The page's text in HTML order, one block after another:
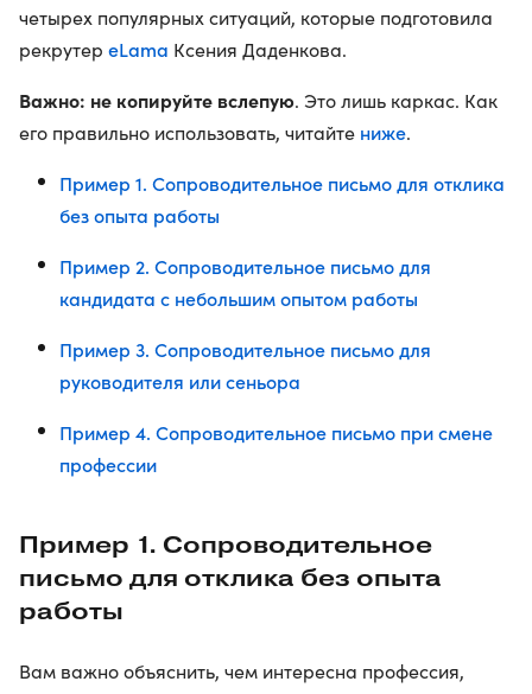
четырех популярных ситуаций, которые подготовила
рекрутер eLama Ксения Даденкова.
Важно: не копируйте вслепую. Это лишь каркас. Как
его правильно использовать, читайте ниже.
Пример 1. Сопроводительное письмо для отклика
без опыта работы
Пример 2. Сопроводительное письмо для
кандидата с небольшим опытом работы
Пример 3. Сопроводительное письмо для
руководителя или сеньора
Пример 4. Сопроводительное письмо при смене
профессии
Пример 1. Сопроводительное
письмо для отклика без опыта
работы
Вам важно объяснить, чем интересна профессия,